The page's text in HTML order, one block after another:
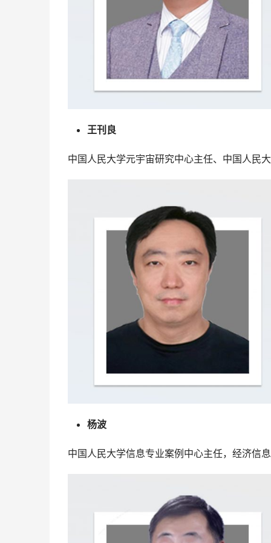
王刊良
中国人民大学元宇宙研究中心主任、中国人民
杨波
中国人民大学信息专业案例中心主任，经济信